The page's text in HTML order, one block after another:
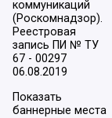
коммуникаций
(Роскомнадзор).
Реестровая
запись ПИ № ТУ
67 - 00297
06.08.2019
Показать
баннерные места